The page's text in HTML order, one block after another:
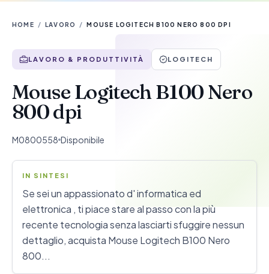
HOME / LAVORO / MOUSE LOGITECH B100 NERO 800 DPI
LAVORO & PRODUTTIVITÀ LOGITECH
Mouse Logitech B100 Nero
800 dpi
M0800558 Disponibile
IN SINTESI
Se sei un appassionato d' informatica ed
elettronica , ti piace stare al passo con la più
recente tecnologia senza lasciarti sfuggire nessun
dettaglio, acquista Mouse Logitech B100 Nero
800...